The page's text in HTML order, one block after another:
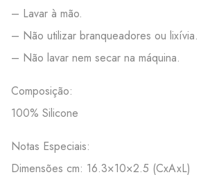
– Lavar à mão.
– Não utilizar branqueadores ou lixívia.
– Não lavar nem secar na máquina.
Composição:
100% Silicone
Notas Especiais:
Dimensões cm: 16.3×10×2.5 (CxAxL)